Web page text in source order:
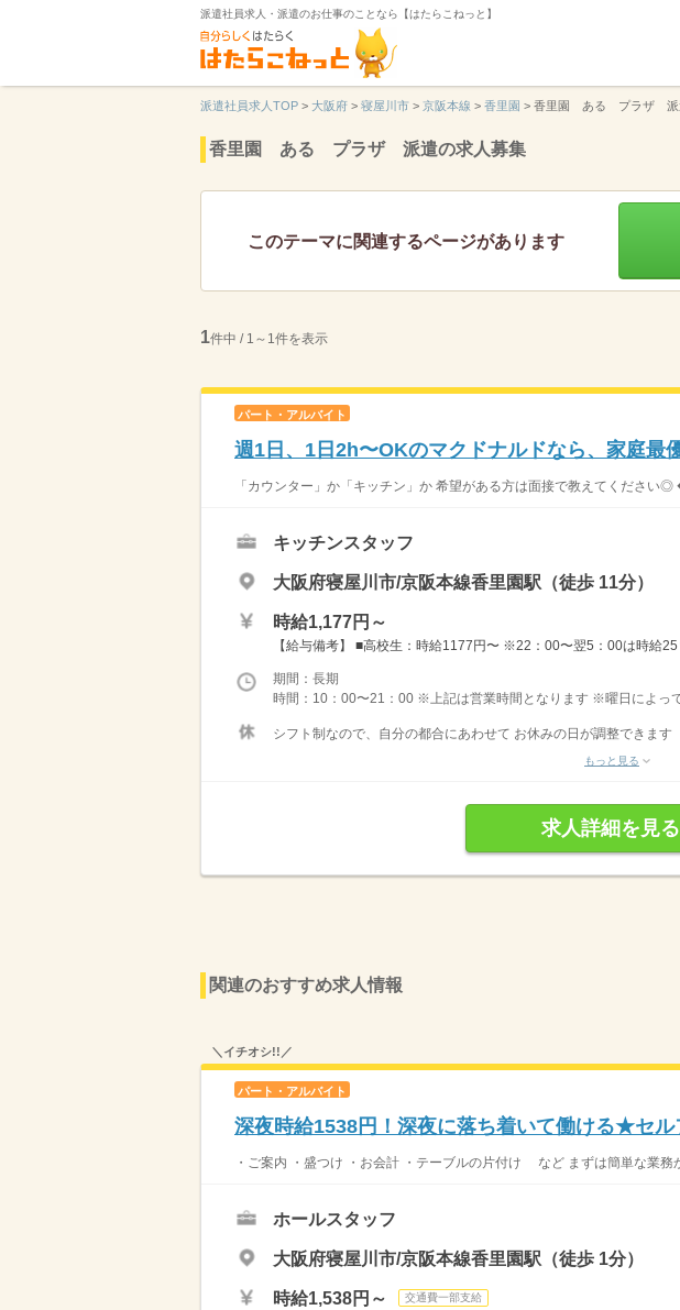
派遣社員求人・派遣のお仕事のことなら【はたらこねっと】
派遣社員求人TOP > 大阪府 > 寝屋川市 > 京阪本線 > 香里園 > 香里園 ある プラザ 派
香里園 ある プラザ 派遣の求人募集
このテーマに関連するページがあります
1件中 / 1～1件を表示
パート・アルバイト
週1日、1日2h〜OKのマクドナルドなら、家庭最
「カウンター」か「キッチン」か 希望がある方は面接で教えてください
キッチンスタッフ
大阪府寝屋川市/京阪本線香里園駅（徒歩 11分）
時給1,177円～
【給与備考】 ■高校生：時給1177円〜 ※22：00〜翌5：00は時給
期間：長期
時間：10：00〜21：00 ※上記は営業時間となります ※曜日によ
シフト制なので、自分の都合にあわせて お休みの日が調整できます
もっと見る
求人詳細を見る
関連のおすすめ求人情報
＼イチオシ!!／
パート・アルバイト
深夜時給1538円！深夜に落ち着いて働ける★セル
・ご案内 ・盛つけ ・お会計 ・テーブルの片付け など まずは簡単な業務
ホールスタッフ
大阪府寝屋川市/京阪本線香里園駅（徒歩 1分）
時給1,538円～ 交通費一部支給